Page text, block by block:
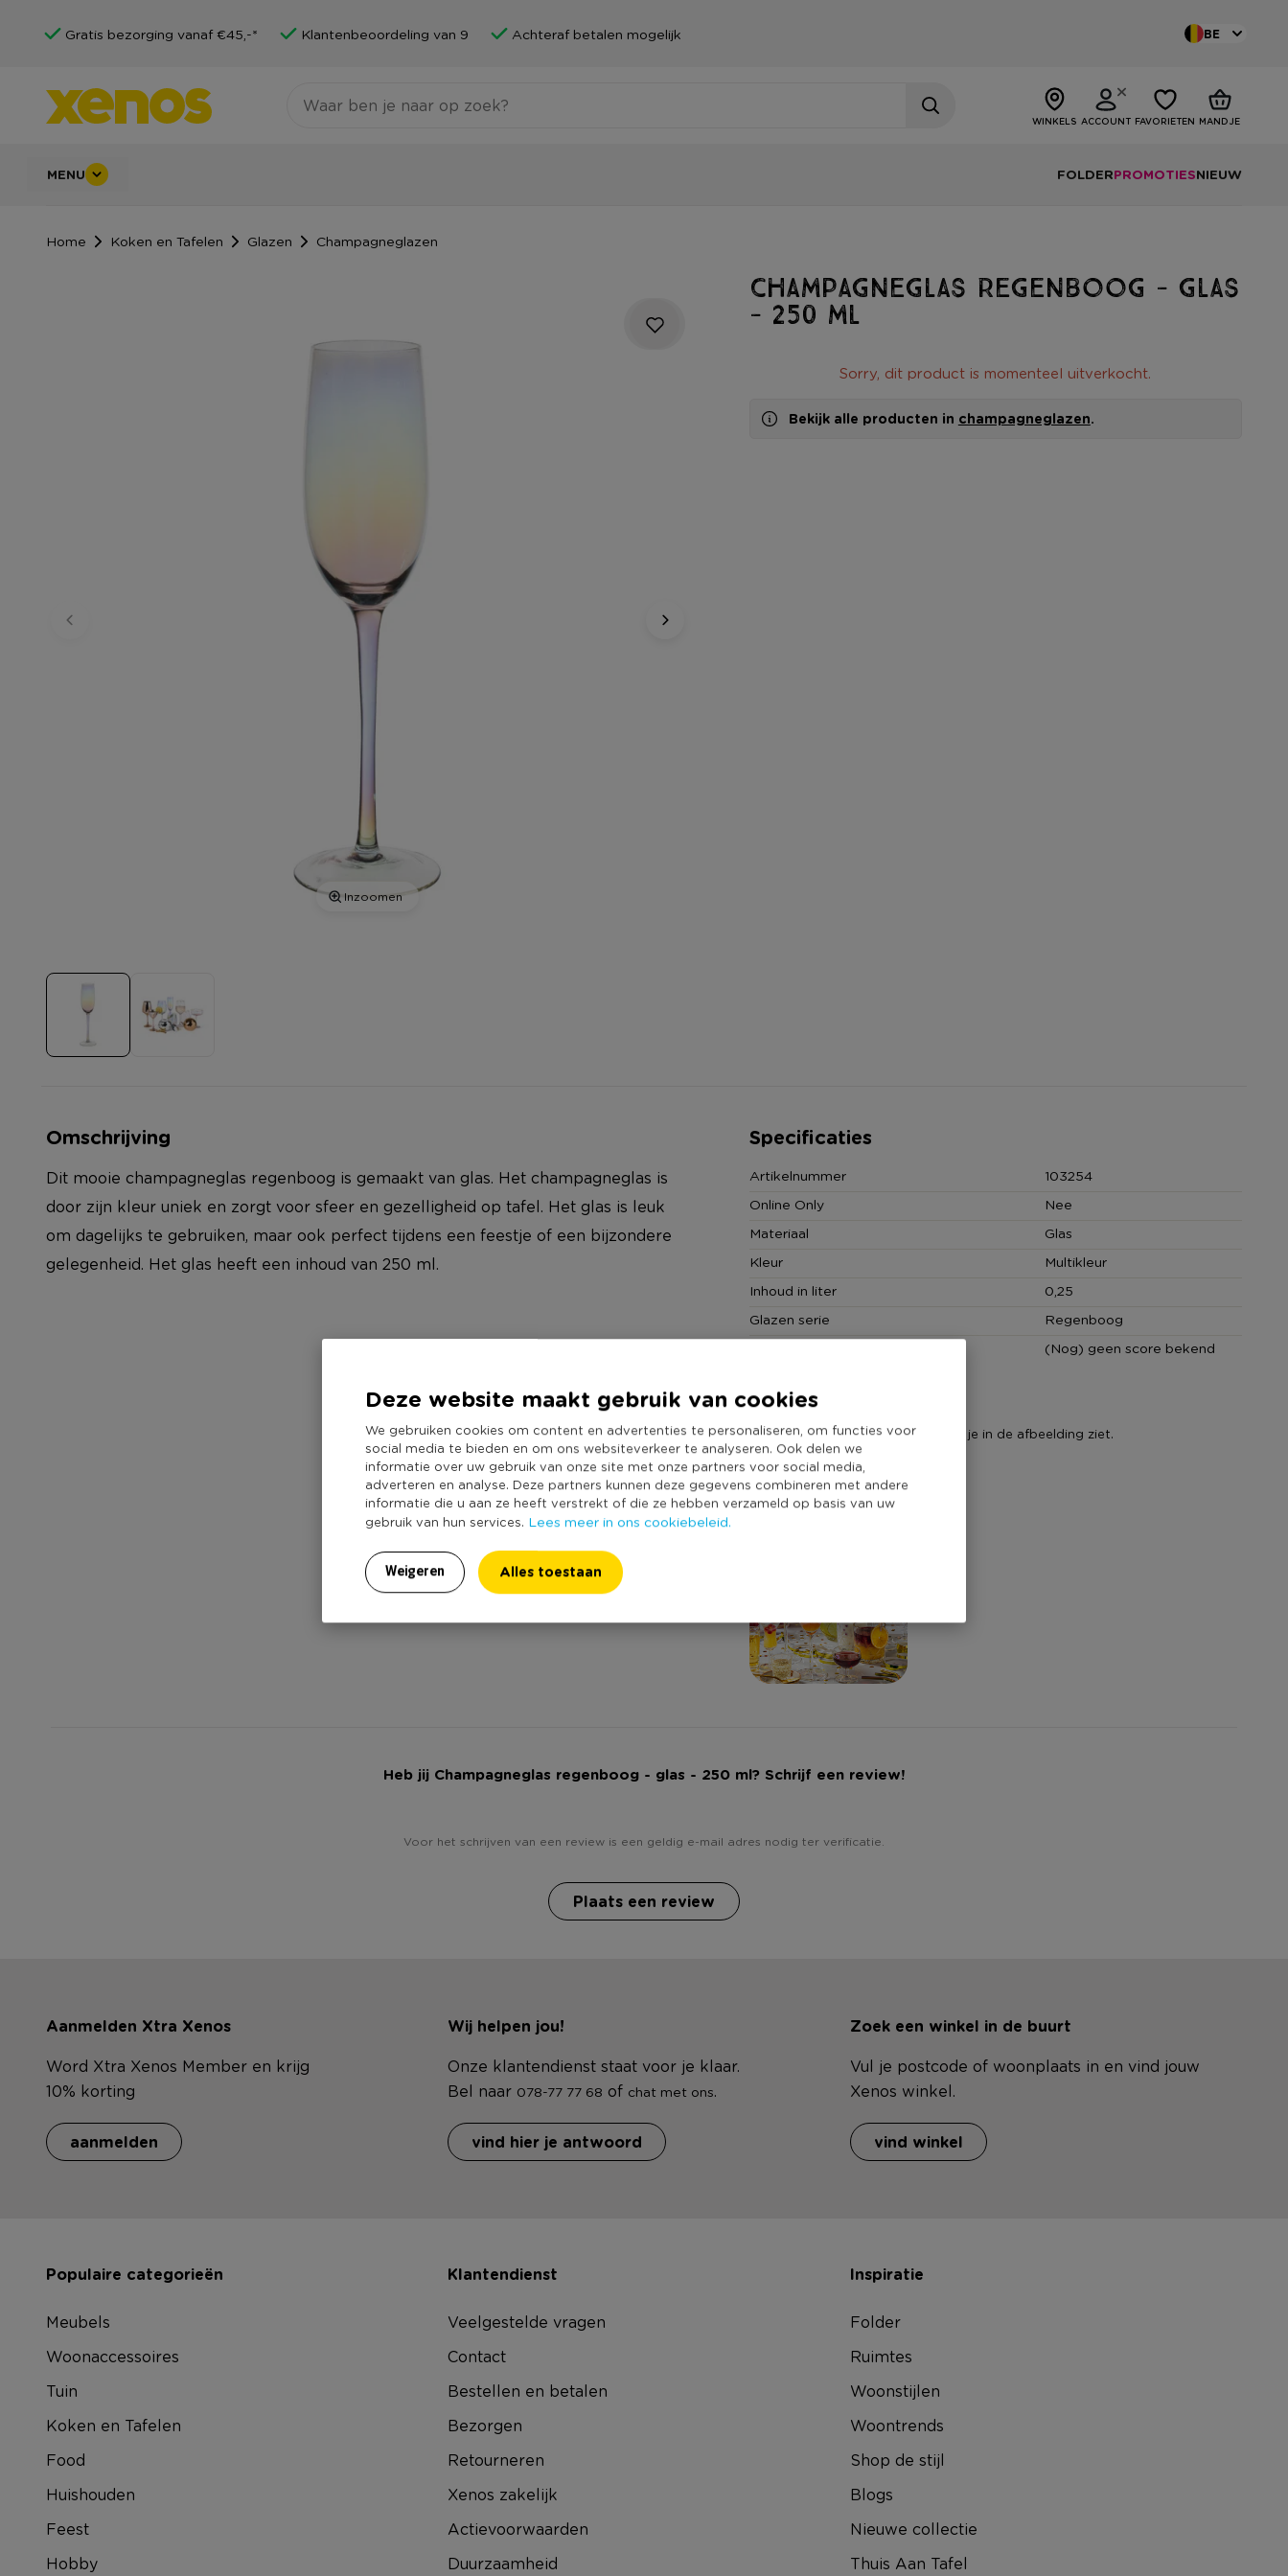
Deze website maakt gebruik van cookies
We gebruiken cookies om content en advertenties te personaliseren, om functies voor
social media te bieden en om ons websiteverkeer te analyseren. Ook delen we
informatie over uw gebruik van onze site met onze partners voor social media,
adverteren en analyse. Deze partners kunnen deze gegevens combineren met andere
informatie die u aan ze heeft verstrekt of die ze hebben verzameld op basis van uw
gebruik van hun services. Lees meer in ons cookiebeleid.
Weigeren Alles toestaan
Gratis bezorging vanaf €45,-* Klantenbeoordeling van 9 Achteraf betalen mogelijk BE
WINKELS ACCOUNT FAVORIETEN MANDJE
MENU FOLDERPROMOTIESNIEUW
Home Koken en Tafelen Glazen Champagneglazen
Inzoomen
Champagneglas regenboog - glas
- 250 ml
Sorry, dit product is momenteel uitverkocht.
Bekijk alle producten in champagneglazen.
Omschrijving
Dit mooie champagneglas regenboog is gemaakt van glas. Het champagneglas is
door zijn kleur uniek en zorgt voor sfeer en gezelligheid op tafel. Het glas is leuk
om dagelijks te gebruiken, maar ook perfect tijdens een feestje of een bijzondere
gelegenheid. Het glas heeft een inhoud van 250 ml.
Specificaties
Artikelnummer
103254
Online Only
Nee
Materiaal
Glas
Kleur
Multikleur
Inhoud in liter
0,25
Glazen serie
Regenboog
(Nog) geen score bekend
Shop de stijl
Shop gemakkelijk alle artikelen die je in de afbeelding ziet.
Heb jij Champagneglas regenboog - glas - 250 ml? Schrijf een review!
Voor het schrijven van een review is een geldig e-mail adres nodig ter verificatie.
Plaats een review
Aanmelden Xtra Xenos
Word Xtra Xenos Member en krijg
10% korting
aanmelden
Wij helpen jou!
Onze klantendienst staat voor je klaar.
Bel naar 078-77 77 68 of chat met ons.
vind hier je antwoord
Zoek een winkel in de buurt
Vul je postcode of woonplaats in en vind jouw
Xenos winkel.
vind winkel
Populaire categorieën
Meubels
Woonaccessoires
Tuin
Koken en Tafelen
Food
Huishouden
Feest
Hobby
Klantendienst
Veelgestelde vragen
Contact
Bestellen en betalen
Bezorgen
Retourneren
Xenos zakelijk
Actievoorwaarden
Duurzaamheid
Inspiratie
Folder
Ruimtes
Woonstijlen
Woontrends
Shop de stijl
Blogs
Nieuwe collectie
Thuis Aan Tafel